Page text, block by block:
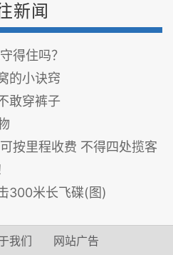
新闻
得住吗？
的小诀窍
敢穿裤子
按里程收费 不得四处揽客
300米长飞碟(图)
我们 网站广告